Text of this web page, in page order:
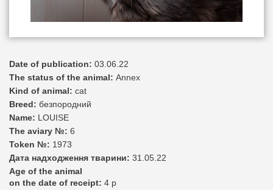
Date of publication: 03.06.22
The status of the animal: Annex
Kind of animal: cat
Breed: безпородний
Name: LOUISE
The aviary №: 6
Token №: 1973
Дата надходження тварини: 31.05.22
Age of the animal
on the date of receipt: 4 р